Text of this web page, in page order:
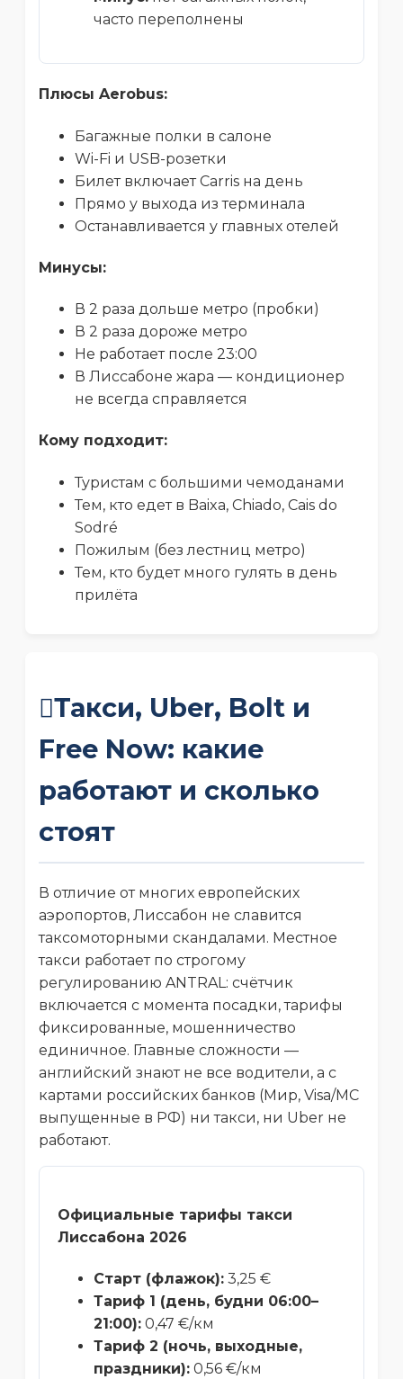
часто переполнены
Плюсы Aerobus:
Багажные полки в салоне
Wi-Fi и USB-розетки
Билет включает Carris на день
Прямо у выхода из терминала
Останавливается у главных отелей
Минусы:
В 2 раза дольше метро (пробки)
В 2 раза дороже метро
Не работает после 23:00
В Лиссабоне жара — кондиционер
не всегда справляется
Кому подходит:
Туристам с большими чемоданами
Тем, кто едет в Baixa, Chiado, Cais do
Sodré
Пожилым (без лестниц метро)
Тем, кто будет много гулять в день
прилёта
Такси, Uber, Bolt и
Free Now: какие
работают и сколько
стоят
В отличие от многих европейских
аэропортов, Лиссабон не славится
таксомоторными скандалами. Местное
такси работает по строгому
регулированию ANTRAL: счётчик
включается с момента посадки, тарифы
фиксированные, мошенничество
единичное. Главные сложности —
английский знают не все водители, а с
картами российских банков (Мир, Visa/MC
выпущенные в РФ) ни такси, ни Uber не
работают.
Официальные тарифы такси
Лиссабона 2026
Старт (флажок): 3,25 €
Тариф 1 (день, будни 06:00–
21:00): 0,47 €/км
Тариф 2 (ночь, выходные,
праздники): 0,56 €/км